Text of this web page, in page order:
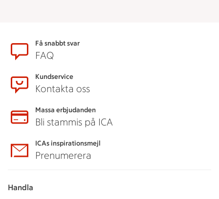
SidfotFå snabbt svar
FAQ
Kundservice
Kontakta oss
Massa erbjudanden
Bli stammis på ICA
ICAs inspirationsmejl
Prenumerera
Handla